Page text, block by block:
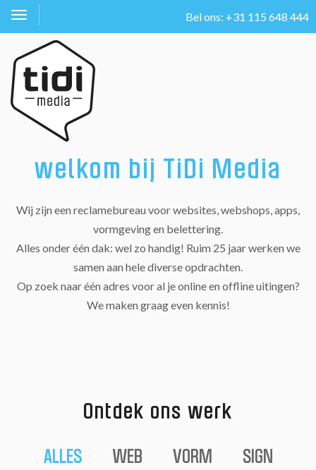
Toggle
navigation
Bel ons: +31 115 648 444
welkom bij TiDi Media
Wij zijn een reclamebureau voor websites, webshops, apps,
vormgeving en belettering.
Alles onder één dak: wel zo handig! Ruim 25 jaar werken we
samen aan hele diverse opdrachten.
Op zoek naar één adres voor al je online en offline uitingen?
We maken graag even kennis!
Ontdek ons werk
ALLES WEB VORM SIGN